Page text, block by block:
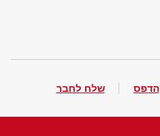
הדפס שלח לחבר